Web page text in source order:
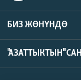
БИЗ ЖӨНҮНДӨ
"АЗАТТЫКТЫН"